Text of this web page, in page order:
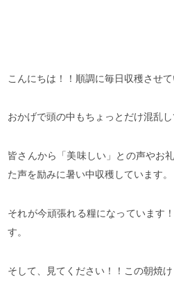
こんにちは！！順調に毎日収穫させ
おかげで頭の中もちょっとだけ混乱し
皆さんから「美味しい」との声やお
た声を励みに暑い中収穫しています。
それが今頑張れる糧になっています
す。
そして、見てください！！この朝焼け